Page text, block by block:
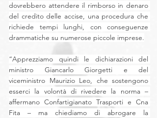
dovrebbero attendere il rimborso in denaro
del credito delle accise, una procedura che
richiede tempi lunghi, con conseguenze
drammatiche su numerose piccole imprese.
“Apprezziamo quindi le dichiarazioni del
ministro Giancarlo Giorgetti e del
viceministro Maurizio Leo, che sostengono
esserci la volontà di rivedere la norma –
affermano Confartigianato Trasporti e Cna
Fita – ma chiediamo di abrogare la